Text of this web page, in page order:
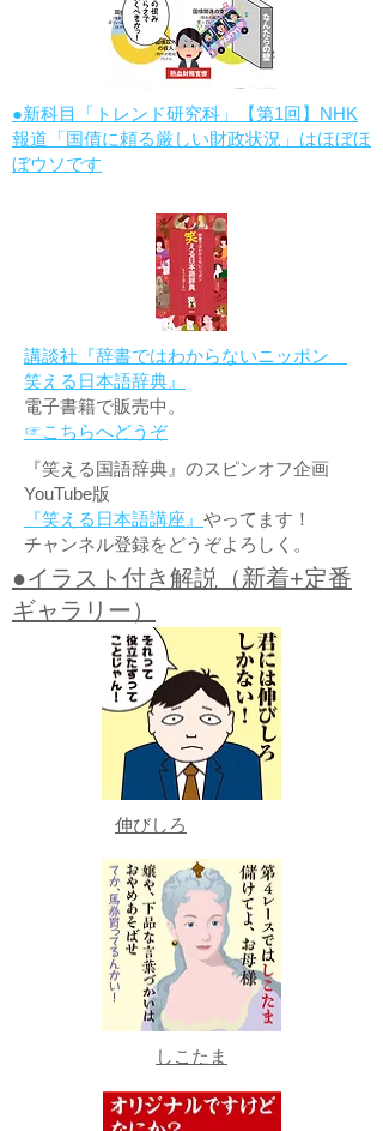
●新科目「トレンド研究科」【第1回】NHK
報道「国債に頼る厳しい財政状況」はほぼほ
ぼウソです
講談社『辞書ではわからないニッポン
笑える日本語辞典』
電子書籍で販売中。
☞こちらへどうぞ
『笑える国語辞典』のスピンオフ企画
YouTube版
『笑える日本語講座』 やってます！
チャンネル登録をどうぞよろしく。
●イラスト付き解説（新着+定番
ギャラリー）
伸びしろ
しこたま